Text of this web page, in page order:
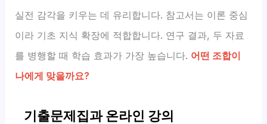
실전 감각을 키우는 데 유리합니다. 참고서는 이론 중심
이라 기초 지식 확장에 적합합니다. 연구 결과, 두 자료
를 병행할 때 학습 효과가 가장 높습니다. 어떤 조합이
나에게 맞을까요?
기출문제집과 온라인 강의